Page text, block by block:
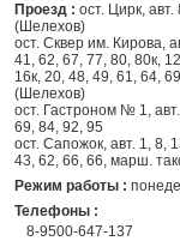
Проезд : ост. Цирк,
(Шелехов)
ост. Сквер им. Кирова,
41, 62, 67, 77, 80, 80к,
16к, 20, 48, 49, 61, 64,
(Шелехов)
ост. Гастроном № 1,
69, 84, 92, 95
ост. Сапожок, авт. 1, 8,
43, 62, 66, 66, марш.
Режим работы :
Телефоны :
8-9500-647-137